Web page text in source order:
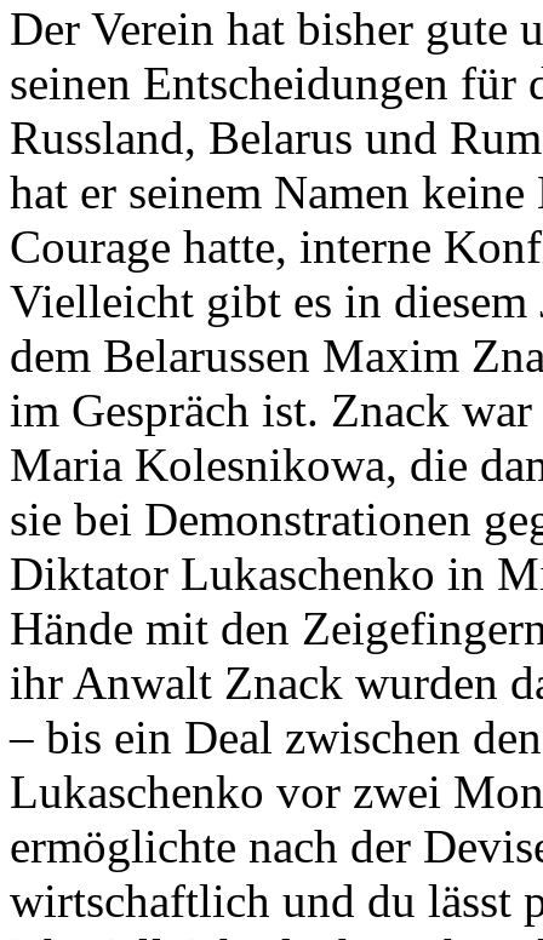
Der Verein hat bisher gute
seinen Entscheidungen für
Russland, Belarus und
hat er seinem Namen
Courage hatte, interne
Vielleicht gibt es in diesem
dem Belarussen Maxim
im Gespräch ist. Znack
Maria Kolesnikowa, die
sie bei Demonstrationen
Diktator Lukaschenko in
Hände mit den
ihr Anwalt Znack wurden
– bis ein Deal zwischen
Lukaschenko vor zwei
ermöglichte nach der
wirtschaftlich und du lässt